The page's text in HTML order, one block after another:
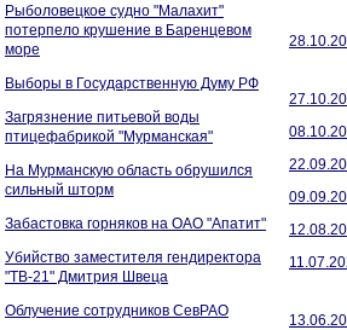
Рыболовецкое судно "Малахит"
потерпело крушение в Баренцевом
море
Выборы в Государственную Думу РФ
Загрязнение питьевой воды
птицефабрикой "Мурманская"
На Мурманскую область обрушился
сильный шторм
Забастовка горняков на ОАО "Апатит"
Убийство заместителя гендиректора
"ТВ-21" Дмитрия Швеца
Облучение сотрудников СевРАО